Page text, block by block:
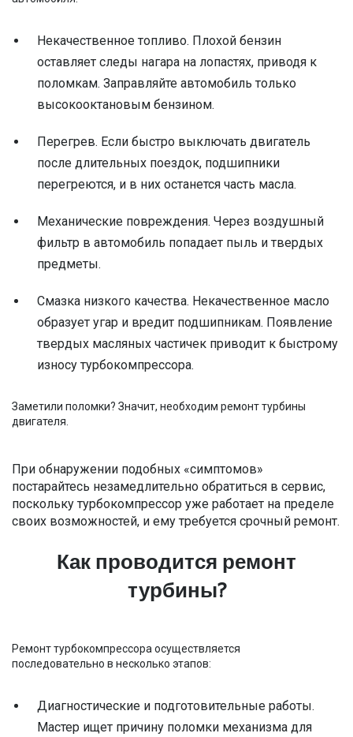
Некачественное топливо. Плохой бензин
оставляет следы нагара на лопастях, приводя к
поломкам. Заправляйте автомобиль только
высокооктановым бензином.
Перегрев. Если быстро выключать двигатель
после длительных поездок, подшипники
перегреются, и в них останется часть масла.
Механические повреждения. Через воздушный
фильтр в автомобиль попадает пыль и твердых
предметы.
Смазка низкого качества. Некачественное масло
образует угар и вредит подшипникам. Появление
твердых масляных частичек приводит к быстрому
износу турбокомпрессора.
Заметили поломки? Значит, необходим ремонт турбины
двигателя.
При обнаружении подобных «симптомов»
постарайтесь незамедлительно обратиться в сервис,
поскольку турбокомпрессор уже работает на пределе
своих возможностей, и ему требуется срочный ремонт.
Как проводится ремонт
турбины?
Ремонт турбокомпрессора осуществляется
последовательно в несколько этапов:
Диагностические и подготовительные работы.
Мастер ищет причину поломки механизма для